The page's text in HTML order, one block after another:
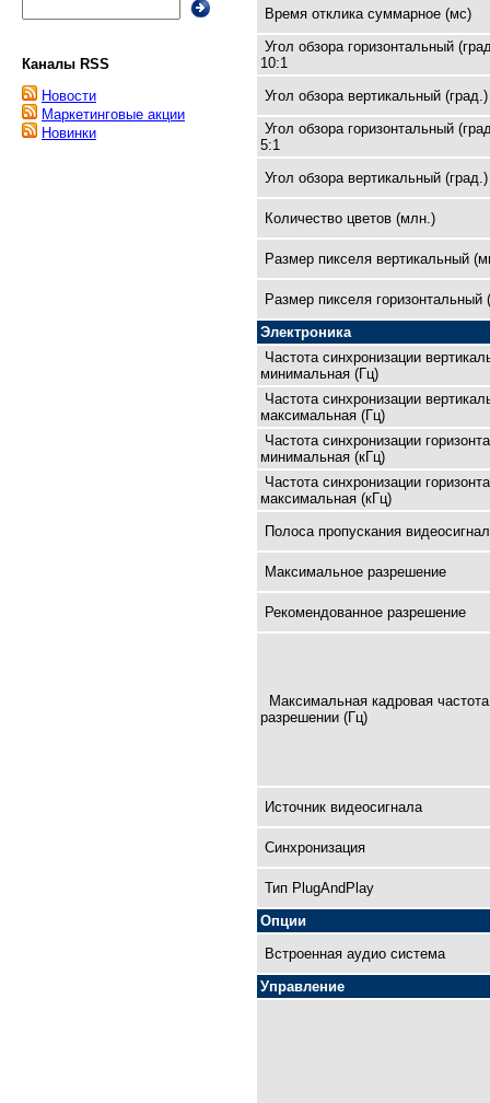
Каналы RSS
Новости
Маркетинговые акции
Новинки
Время отклика суммарное (мс)
Угол обзора горизонтальный
10:1
Угол обзора вертикальный
Угол обзора горизонтальный
5:1
Угол обзора вертикальный
Количество цветов (млн.)
Размер пикселя вертикальный
Размер пикселя горизонтальный
Электроника
Частота синхронизации
минимальная (Гц)
Частота синхронизации
максимальная (Гц)
Частота синхронизации
минимальная (кГц)
Частота синхронизации
максимальная (кГц)
Полоса пропускания
Максимальное разрешение
Рекомендованное разрешение
Максимальная кадровая
разрешении (Гц)
Источник видеосигнала
Синхронизация
Тип PlugAndPlay
Опции
Встроенная аудио система
Управление